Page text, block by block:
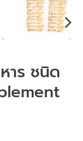
าร ชนิด